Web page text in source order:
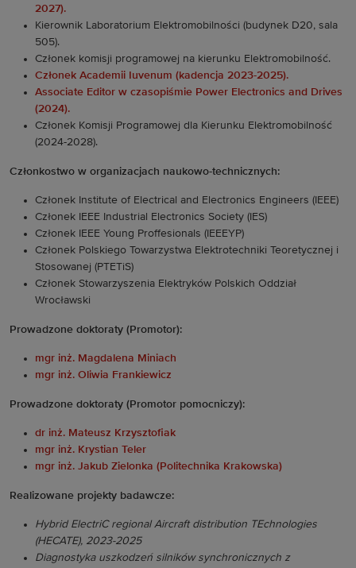
2027).
Kierownik Laboratorium Elektromobilności (budynek D20, sala
505).
Członek komisji programowej na kierunku Elektromobilność.
Członek Academii Iuvenum (kadencja 2023-2025).
Associate Editor w czasopiśmie Power Electronics and Drives
(2024).
Członek Komisji Programowej dla Kierunku Elektromobilność
(2024-2028).
Członkostwo w organizacjach naukowo-technicznych:
Członek Institute of Electrical and Electronics Engineers (IEEE)
Członek IEEE Industrial Electronics Society (IES)
Członek IEEE Young Proffesionals (IEEEYP)
Członek Polskiego Towarzystwa Elektrotechniki Teoretycznej i
Stosowanej (PTETiS)
Członek Stowarzyszenia Elektryków Polskich Oddział
Wrocławski
Prowadzone doktoraty (Promotor):
mgr inż. Magdalena Miniach
mgr inż. Oliwia Frankiewicz
Prowadzone doktoraty (Promotor pomocniczy):
dr inż. Mateusz Krzysztofiak
mgr inż. Krystian Teler
mgr inż. Jakub Zielonka (Politechnika Krakowska)
Realizowane projekty badawcze:
Hybrid ElectriC regional Aircraft distribution TEchnologies
(HECATE), 2023-2025
Diagnostyka uszkodzeń silników synchronicznych z